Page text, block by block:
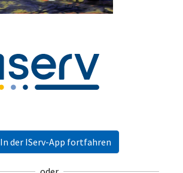
In der IServ-App fortfahren